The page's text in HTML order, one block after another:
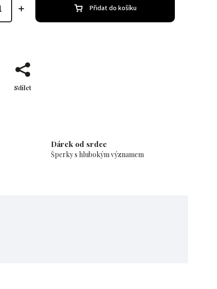
Přidat do košíku
Sdílet
Dárek od srdce
Šperky s hlubokým významem